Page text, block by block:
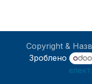
Copyright &
Зроблено